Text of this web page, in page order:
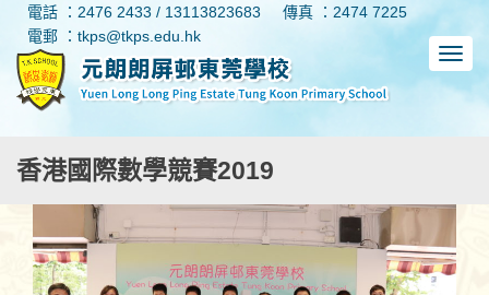
電話 ：2476 2433 / 13113823683
傳真 ：2474 7225
電郵 ：tkps@tkps.edu.hk
香港國際數學競賽2019